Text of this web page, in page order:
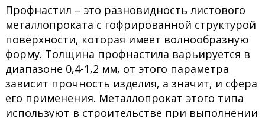
Профнастил – это разновидность листового
металлопроката с гофрированной структурой
поверхности, которая имеет волнообразную
форму. Толщина профнастила варьируется в
диапазоне 0,4-1,2 мм, от этого параметра
зависит прочность изделия, а значит, и сфера
его применения. Металлопрокат этого типа
используют в строительстве при выполнении